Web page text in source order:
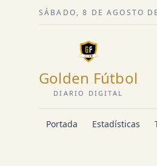
SÁBADO, 8 DE AGOSTO
Golden Fútbol
DIARIO DIGITAL
Portada Estadísticas